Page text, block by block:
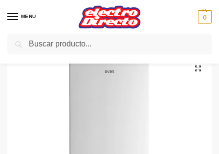
MENU 0
Inicio Gama blanca Frigorificos